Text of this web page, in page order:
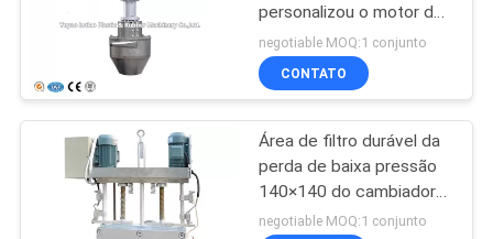
CONTACTE-
NOS
NOTÍCIA
máquina do
triturador plástico
personalizou o motor da
tensão 1.5KW
negotiable MOQ:1 conjunto
CONTATO
Área de filtro durável da
perda de baixa pressão
140×140 do cambiador
plástico bonde da tela
negotiable MOQ:1 conjunto